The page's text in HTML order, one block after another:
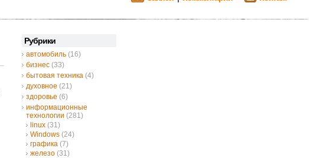
Рубрики
автомобиль (16)
бизнес (33)
бытовая техника (4)
духовное (21)
здоровье (6)
информационные
технологии (281)
linux (31)
Windows (24)
графика (7)
железо (31)